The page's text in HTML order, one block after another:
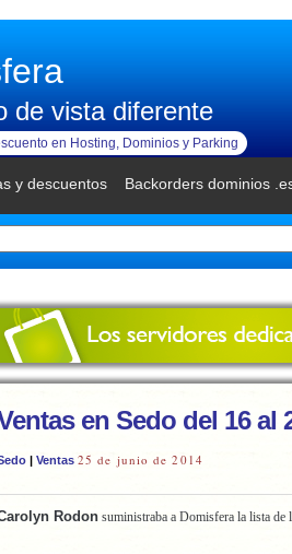
de vista diferente
en Hosting, Dominios y Parking
y descuentos Backorders dominios
en Sedo del 16 al
| Ventas 25 de junio de 2014
Rodon suministraba a Domisfera la lista de